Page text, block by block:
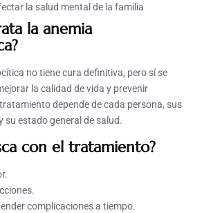
la salud mental de la familia
la anemia
no tiene cura definitiva, pero sí se
la calidad de vida y prevenir
depende de cada persona, sus
su estado general de salud.
con el tratamiento?
complicaciones a tiempo.